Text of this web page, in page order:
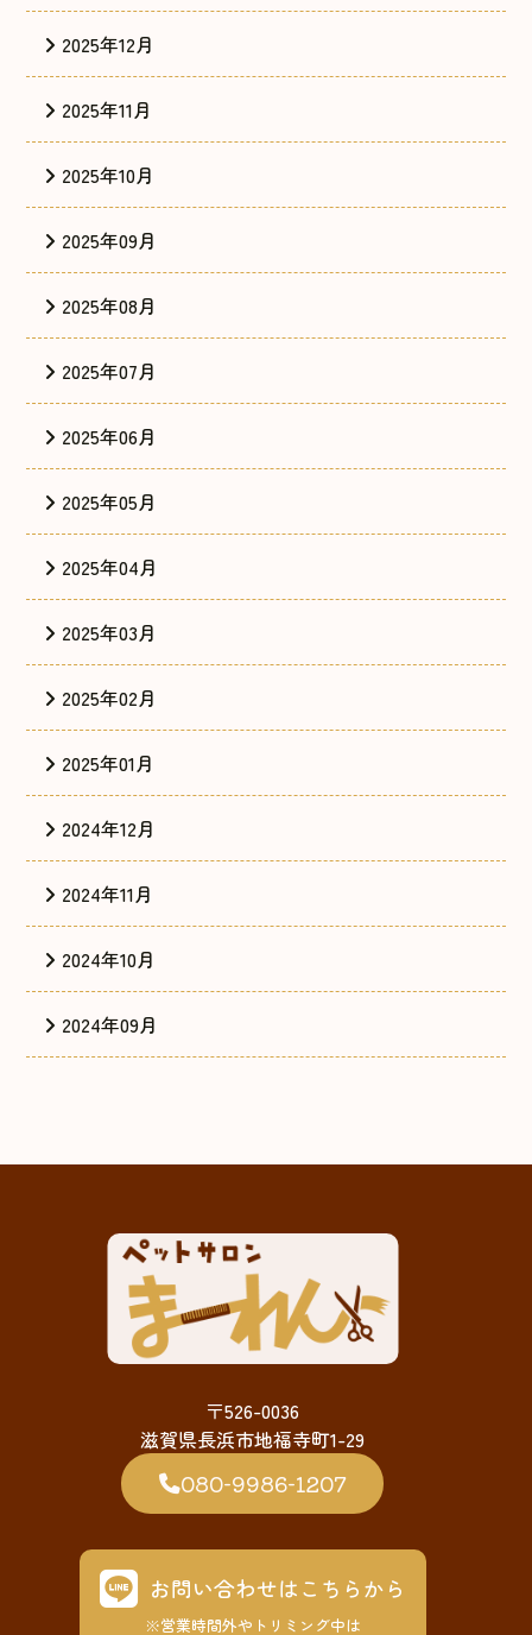
2025年12月
2025年11月
2025年10月
2025年09月
2025年08月
2025年07月
2025年06月
2025年05月
2025年04月
2025年03月
2025年02月
2025年01月
2024年12月
2024年11月
2024年10月
2024年09月
〒526-0036
滋賀県長浜市地福寺町1-29
080-9986-1207
お問い合わせはこちらから
※営業時間外やトリミング中は